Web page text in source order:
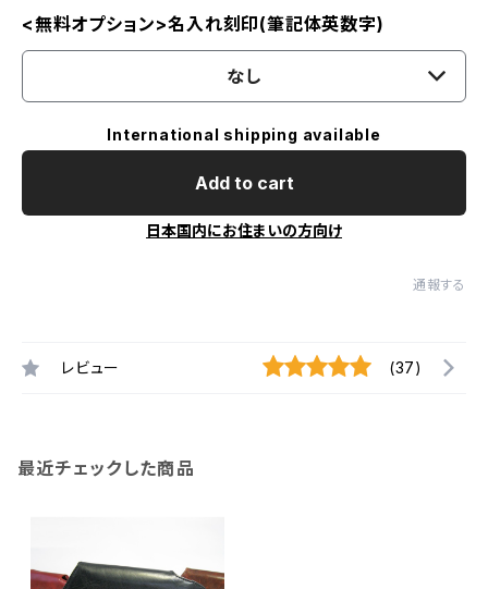
<無料オプション>名入れ刻印(筆記体英数字)
なし
International shipping available
Add to cart
日本国内にお住まいの方向け
通報する
レビュー (37)
最近チェックした商品